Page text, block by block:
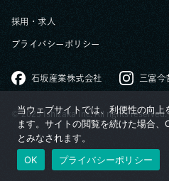
採用・求人
プライバシーポリシー
石坂産業株式会社 三富今
© 2025 Ishizaka Inc. All rights reserved.
当ウェブサイトでは、利便性の向
ます。サイトの閲覧を続けた場合
とみなされます。
OK
プライバシーポリシー